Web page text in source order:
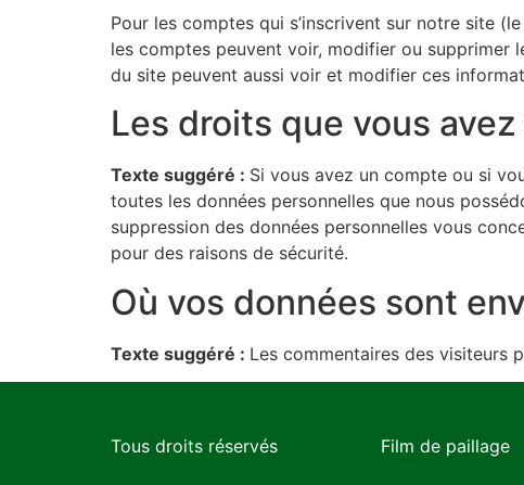
Pour les comptes qui s’inscrivent sur notre site
les comptes peuvent voir, modifier ou supprimer
du site peuvent aussi voir et modifier ces
Les droits que vous
Texte suggéré : Si vous avez un compte ou si
toutes les données personnelles que nous
suppression des données personnelles vous
pour des raisons de sécurité.
Où vos données sont
Texte suggéré : Les commentaires des visiteurs
Film de paillage
Tous droits réservés